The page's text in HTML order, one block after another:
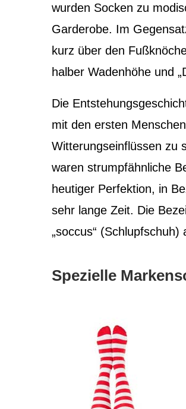
wurden Socken zu
Garderobe. Im
kurz über den
halber Wadenhöhe und
Die
mit den ersten
Witterungseinflüssen zu
waren strumpfähnliche
heutiger Perfektion, in
sehr lange Zeit. Die
„soccus“ (Schlupfschuh)
Spezielle